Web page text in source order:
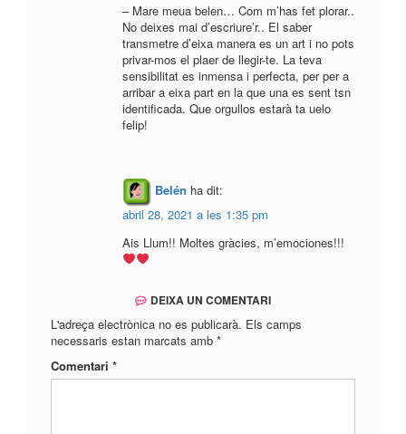
– Mare meua belen… Com m’has fet plorar..
No deixes mai d’escriure’r.. El saber
transmetre d’eixa manera es un art i no pots
privar-mos el plaer de llegir-te. La teva
sensibilitat es inmensa i perfecta, per per a
arribar a eixa part en la que una es sent tsn
identificada. Que orgullos estarà ta uelo
felip!
Belén ha dit:
abril 28, 2021 a les 1:35 pm
Ais Llum!! Moltes gràcies, m’emociones!!!
DEIXA UN COMENTARI
L'adreça electrònica no es publicarà. Els camps
necessaris estan marcats amb *
Comentari *